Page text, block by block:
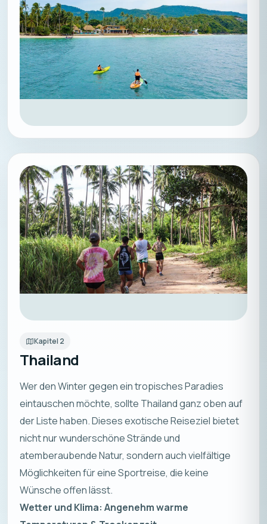
Kapitel 2
Thailand
Wer den Winter gegen ein tropisches Paradies
eintauschen möchte, sollte Thailand ganz oben auf
der Liste haben. Dieses exotische Reiseziel bietet
nicht nur wunderschöne Strände und
atemberaubende Natur, sondern auch vielfältige
Möglichkeiten für eine Sportreise, die keine
Wünsche offen lässt.
Wetter und Klima: Angenehm warme